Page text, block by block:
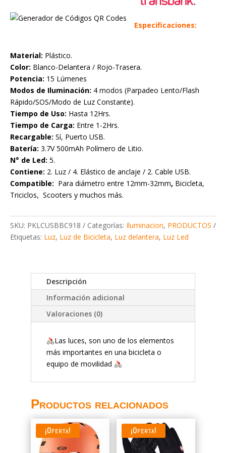
Especificaciones:
Material: Plástico.
Color: Blanco-Delantera / Rojo-Trasera.
Potencia: 15 Lúmenes
Modos de Iluminación: 4 modos (Parpadeo Lento/Flash
Rápido/SOS/Modo de Luz Constante).
Tiempo de Uso: Hasta 12Hrs.
Tiempo de Carga: Entre 1-2Hrs.
Recargable: Sí, Puerto USB.
Batería: 3.7V 500mAh Polímero de Litio.
N° de Led: 5.
Contiene: 2. Luz / 4. Elástico de anclaje / 2. Cable USB.
Compatible: Para diámetro entre 12mm-32mm, Bicicleta,
Triciclos, Scooters y muchos más.
SKU: PKLCUSBBC918 Categorías: Iluminacion, PRODUCTOS
Etiquetas: Luz, Luz de Bicicleta, Luz delantera, Luz Led
Descripción
Información adicional
Valoraciones (0)
Las luces, son uno de los elementos
más importantes en una bicicleta o
equipo de movilidad
Productos relacionados
¡Oferta! ¡Oferta!